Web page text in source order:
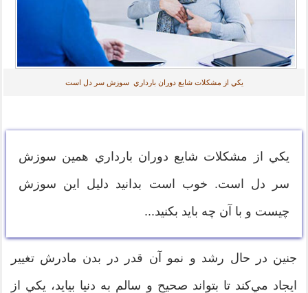
يكي از مشكلات شايع دوران بارداري سوزش سر دل است
يكي از مشكلات شايع دوران بارداري همين سوزش
سر دل است. خوب است بدانيد دليل اين سوزش
چيست و با آن چه بايد بكنيد...
جنين در حال رشد و نمو آن قدر در بدن مادرش تغيير
ايجاد مي‌كند تا بتواند صحيح و سالم به دنيا بيايد، يكي از